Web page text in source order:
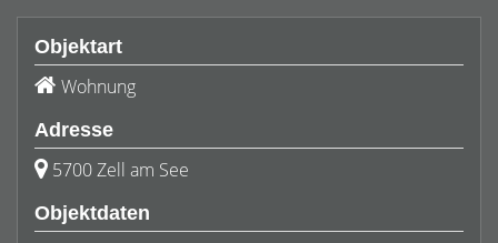
Objektart
Wohnung
Adresse
5700 Zell am See
Objektdaten